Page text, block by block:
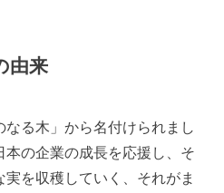
由来
なる木」から名付けられまし
の企業の成長を応援し、そ
を収穫していく、それがま